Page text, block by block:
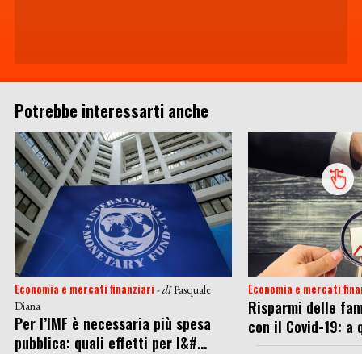
Potrebbe interessarti anche
Economia e mercati finanziari - diPasquale
Diana
Per l’IMF è necessaria più spesa
pubblica: quali effetti per l&#...
Economia e mercati
Risparmi delle
con il Covid-19: a